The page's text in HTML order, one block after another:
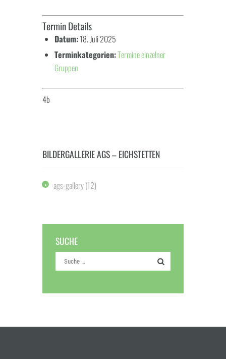
Termin Details
Datum:18. Juli 2025
Terminkategorien:Termine einzelner
Gruppen
4b
BILDERGALLERIE AGS – EICHSTETTEN
ags-gallery(12)
SUCHE